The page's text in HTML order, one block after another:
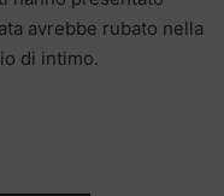
avrebbe rubato nella
di intimo.